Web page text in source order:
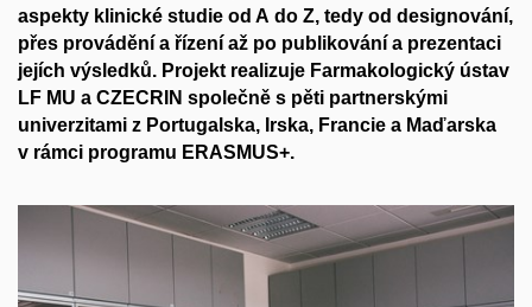
aspekty klinické studie od A do Z, tedy od designování,
přes provádění a řízení až po publikování a prezentaci
jejích výsledků. Projekt realizuje Farmakologický ústav
LF MU a CZECRIN společně s pěti partnerskými
univerzitami z Portugalska, Irska, Francie a Maďarska
v rámci programu ERASMUS+.